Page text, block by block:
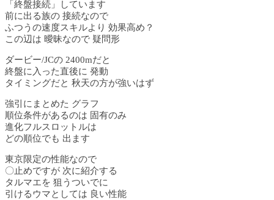
「終盤接続」しています
前に出る族の 接続なので
ふつうの速度スキルより 効果高め？
この辺は 曖昧なので 疑問形
ダービー/JCの 2400mだと
終盤に入った直後に 発動
タイミングだと 秋天の方が強いはず
強引にまとめた グラフ
順位条件があるのは 固有のみ
進化フルスロットルは
どの順位でも 出ます
東京限定の性能なので
〇止めですが 次に紹介する
タルマエを 狙うついでに
引けるウマとしては 良い性能